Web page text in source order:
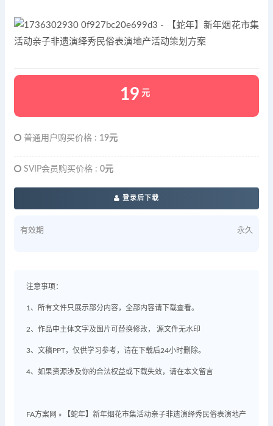
19 元
普通用户购买价格 : 19元
SVIP会员购买价格 : 0元
登录后下载
有效期 永久
注意事项：
1、所有文件只展示部分内容，全部内容请下载查看。
2、作品中主体文字及图片可替换修改， 源文件无水印
3、文稿PPT，仅供学习参考，请在下载后24小时删除。
4、如果资源涉及你的合法权益或下载失效，请在本文留言
FA方案网 » 【蛇年】新年烟花市集活动亲子非遗演绎秀民俗表演地产